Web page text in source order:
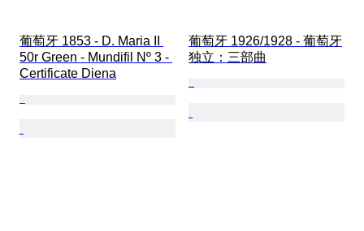
葡萄牙 1853 - D. Maria II
50r Green - Mundifil Nº 3 -
Certificate Diena
葡萄牙 1926/1928 - 葡萄牙
独立：三部曲